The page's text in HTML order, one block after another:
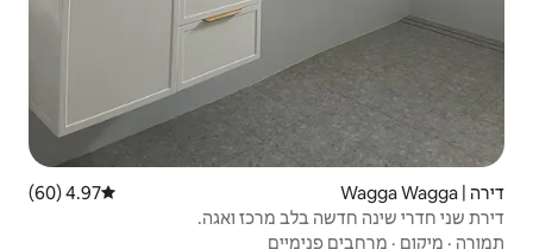
דירוג ממוצע של 4.97 מתוך 5, 60 ביקורות
מרכז ואגה.